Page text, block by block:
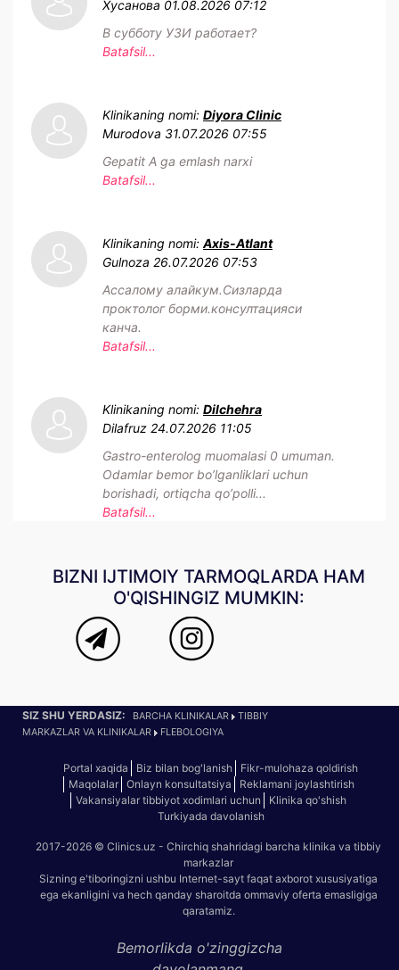
Хусанова 01.08.2026 07:12
В субботу УЗИ работает?
Batafsil...
Klinikaning nomi: Diyora Clinic
Murodova 31.07.2026 07:55
Gepatit A ga emlash narxi
Batafsil...
Klinikaning nomi: Axis-Atlant
Gulnoza 26.07.2026 07:53
Ассалому алайкум.Сизларда
проктолог борми.консултацияси
канча.
Batafsil...
Klinikaning nomi: Dilchehra
Dilafruz 24.07.2026 11:05
Gastro-enterolog muomalasi 0 umuman.
Odamlar bemor bo’lganliklari uchun
borishadi, ortiqcha qo’polli...
Batafsil...
BIZNI IJTIMOIY TARMOQLARDA HAM
O'QISHINGIZ MUMKIN:
SIZ SHU YERDASIZ: BARCHA KLINIKALAR
TIBBIY
MARKAZLAR VA KLINIKALAR
FLEBOLOGIYA
Portal xaqida Biz bilan bog'lanish
Fikr-mulohaza qoldirish
Maqolalar
Onlayn konsultatsiya
Reklamani joylashtirish
Vakansiyalar tibbiyot xodimlari uchun
Klinika qo'shish
Turkiyada davolanish
2017-2026 © Clinics.uz - Chirchiq shahridagi barcha klinika va tibbiy
markazlar
Sizning e'tiboringizni ushbu Internet-sayt faqat axborot xususiyatiga
ega ekanligini va hech qanday sharoitda ommaviy oferta emasligiga
qaratamiz.
Bemorlikda o'zinggizcha